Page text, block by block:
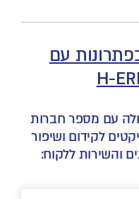
עם
עם מספר חברות
לקידום ושיפור
והשירות ללקוח: